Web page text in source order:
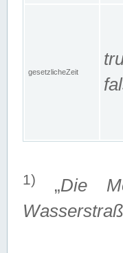
gesetzlicheZeit
1) „Die